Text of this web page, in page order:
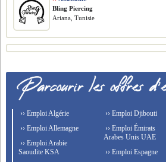
Bling Piercing
Ariana, Tunisie
›› Emploi Algérie
›› Emploi Allemagne
›› Emploi Arabie
Saoudite KSA
›› Emploi Djibouti
›› Emploi Émirats
Arabes Unis UAE
›› Emploi Espagne